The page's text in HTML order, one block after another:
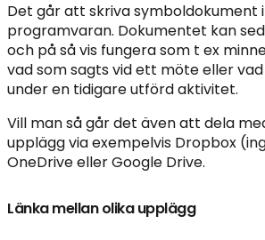
Det går att skriva symboldokument
programvaran. Dokumentet kan
och på så vis fungera som t ex
vad som sagts vid ett möte eller
under en tidigare utförd aktivitet.
Vill man så går det även att dela
upplägg via exempelvis Dropbox
OneDrive eller Google Drive.
Länka mellan olika upplägg